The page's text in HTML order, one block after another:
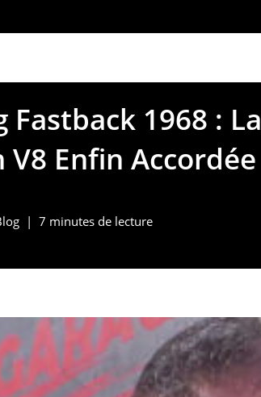
Fastback 1968 : La
V8 Enfin Accordée
7 minutes de lecture